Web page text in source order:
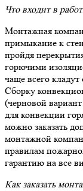
Что входит в
Монтажная
примыкание к
пройдя
горючими
чаще всего
Сборку
(черновой
для конвекции
можно заказать
монтажной
правилам
гарантию на все
Как заказать